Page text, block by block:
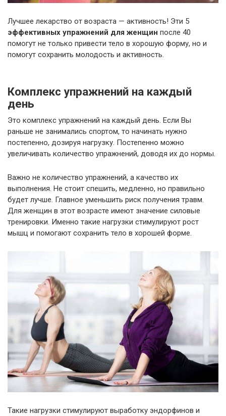
Лучшее лекарство от возраста — активность! Эти 5
эффективных упражнений для женщин после 40
помогут не только привести тело в хорошую форму, но и
помогут сохранить молодость и активность.
Комплекс упражнений на каждый
день
Это комплекс упражнений на каждый день. Если Вы
раньше не занимались спортом, то начинать нужно
постепенно, дозируя нагрузку. Постепенно можно
увеличивать количество упражнений, доводя их до нормы.
Важно не количество упражнений, а качество их
выполнения. Не стоит спешить, медленно, но правильно
будет лучше. Главное уменьшить риск получения травм.
Для женщин в этот возрасте имеют значение силовые
тренировки. Именно такие нагрузки стимулируют рост
мышц и помогают сохранить тело в хорошей форме.
Такие нагрузки стимулируют выработку эндорфинов и